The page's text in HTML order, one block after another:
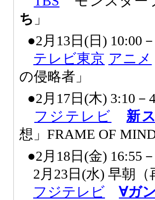
ち 」
●2月13日(日) 10:00
テレビ東京 アニメ
の侵略者」
●2月17日(木) 3:10－
フジテレビ
新
想」FRAME OF
●2月18日(金) 16:55
2月23日(水) 早朝（
フジテレビ
∀ガ